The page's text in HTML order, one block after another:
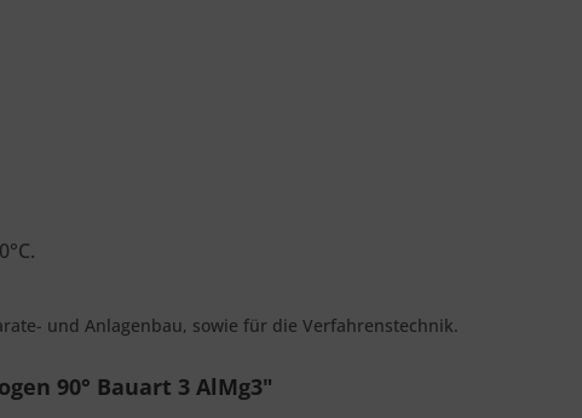
und Anlagenbau, sowie für die Verfahrenstechnik.
90° Bauart 3 AlMg3"